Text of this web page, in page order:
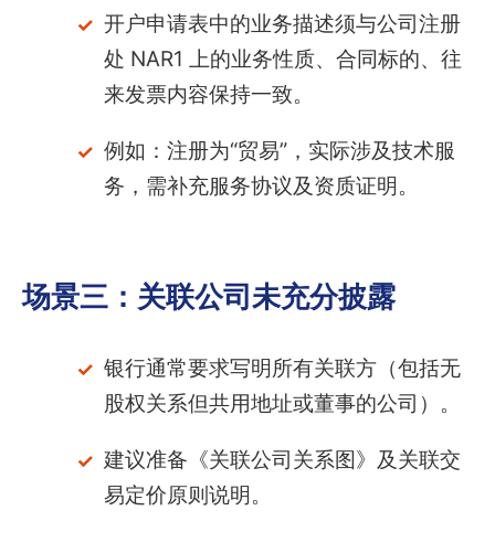
开户申请表中的业务描述须与公司注册
处 NAR1 上的业务性质、合同标的、往
来发票内容保持一致。
例如：注册为“贸易”，实际涉及技术服
务，需补充服务协议及资质证明。
场景三：关联公司未充分披露
银行通常要求写明所有关联方（包括无
股权关系但共用地址或董事的公司）。
建议准备《关联公司关系图》及关联交
易定价原则说明。